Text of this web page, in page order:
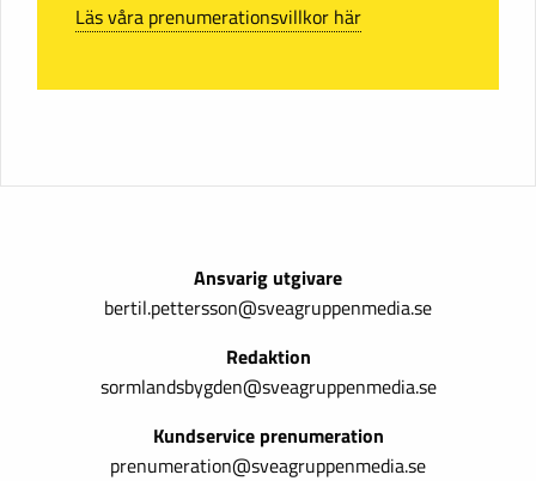
Läs våra prenumerationsvillkor här
Ansvarig utgivare
bertil.pettersson@sveagruppenmedia.se
Redaktion
sormlandsbygden@sveagruppenmedia.se
Kundservice prenumeration
prenumeration@sveagruppenmedia.se